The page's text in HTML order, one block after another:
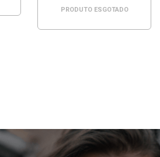
PRODUTO ESGOTADO